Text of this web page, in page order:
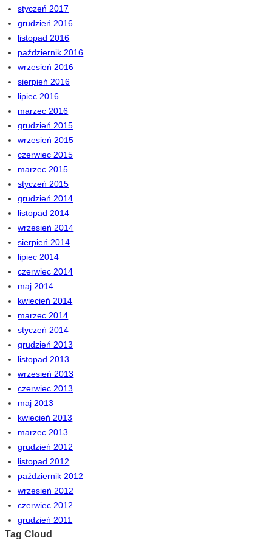
styczeń 2017
grudzień 2016
listopad 2016
październik 2016
wrzesień 2016
sierpień 2016
lipiec 2016
marzec 2016
grudzień 2015
wrzesień 2015
czerwiec 2015
marzec 2015
styczeń 2015
grudzień 2014
listopad 2014
wrzesień 2014
sierpień 2014
lipiec 2014
czerwiec 2014
maj 2014
kwiecień 2014
marzec 2014
styczeń 2014
grudzień 2013
listopad 2013
wrzesień 2013
czerwiec 2013
maj 2013
kwiecień 2013
marzec 2013
grudzień 2012
listopad 2012
październik 2012
wrzesień 2012
czerwiec 2012
grudzień 2011
Tag Cloud